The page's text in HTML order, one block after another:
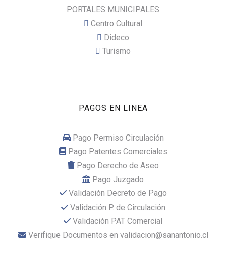
PORTALES MUNICIPALES
Centro Cultural
Dideco
Turismo
PAGOS EN LINEA
Pago Permiso Circulación
Pago Patentes Comerciales
Pago Derecho de Aseo
Pago Juzgado
Validación Decreto de Pago
Validación P. de Circulación
Validación PAT Comercial
Verifique Documentos en validacion@sanantonio.cl